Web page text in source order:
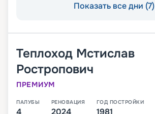
Показать все дни (7)
Теплоход Мстислав
Ростропович
ПРЕМИУМ
ПАЛУБЫ
4
РЕНОВАЦИЯ
2024
ГОД ПОСТРОЙКИ
1981